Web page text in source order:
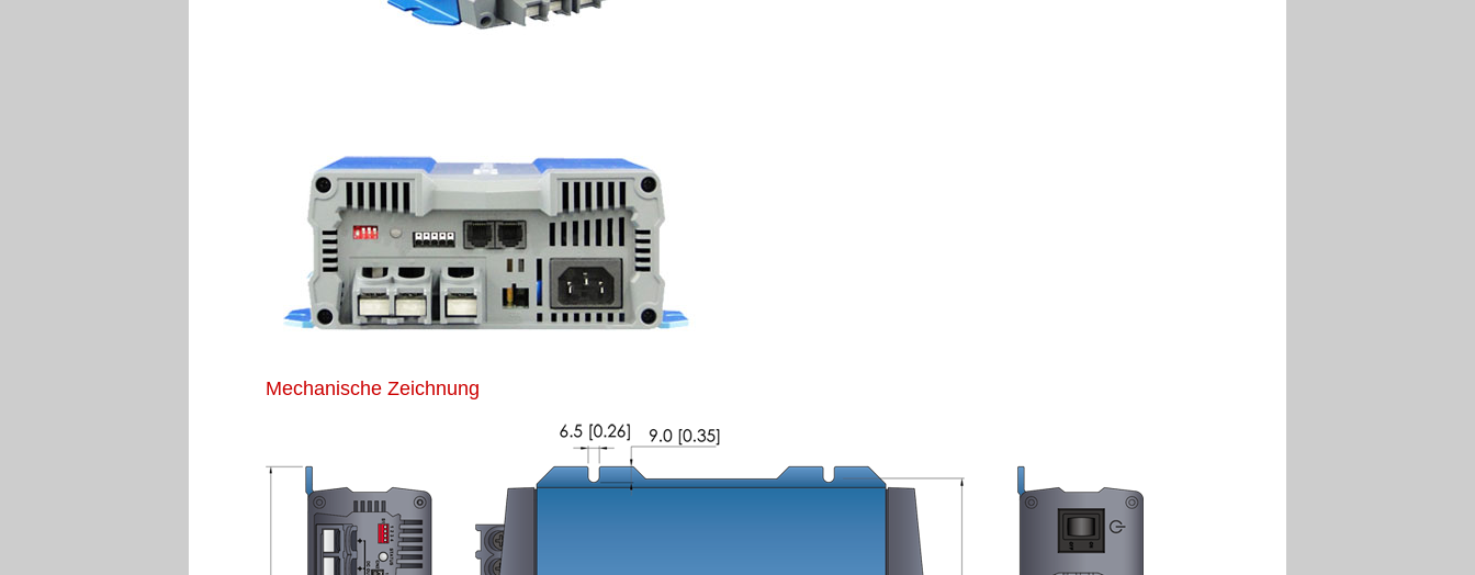
Mechanische Zeichnung